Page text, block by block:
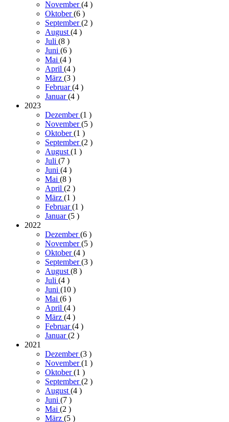
November(4 )
Oktober(6 )
September(2 )
August (4 )
Juli (8 )
Juni (6 )
Mai (4 )
April (4 )
März (3 )
Februar(4 )
Januar(4 )
2023
Dezember(1 )
November(5 )
Oktober(1 )
September(2 )
August (1 )
Juli (7 )
Juni (4 )
Mai (8 )
April (2 )
März (1 )
Februar(1 )
Januar(5 )
2022
Dezember(6 )
November(5 )
Oktober(4 )
September(3 )
August (8 )
Juli (4 )
Juni (10 )
Mai (6 )
April (4 )
März (4 )
Februar(4 )
Januar(2 )
2021
Dezember(3 )
November(1 )
Oktober(1 )
September(2 )
August (4 )
Juni (7 )
Mai (2 )
März (5 )